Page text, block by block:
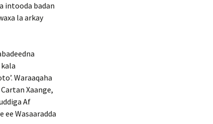
intooda badan
la arkay
Waraaqaha
Xaange,
Af
ee Wasaaradda